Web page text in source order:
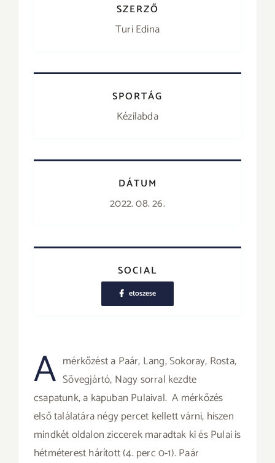
SZERZŐ
Turi Edina
SPORTÁG
Kézilabda
DÁTUM
2022. 08. 26.
SOCIAL
etoszese
A mérkőzést a Paár, Lang, Sokoray, Rosta,
Sövegjártó, Nagy sorral kezdte
csapatunk, a kapuban Pulaival. A mérkőzés
első találatára négy percet kellett várni, hiszen
mindkét oldalon ziccerek maradtak ki és Pulai is
hétméterest hárított (4. perc 0-1). Paár